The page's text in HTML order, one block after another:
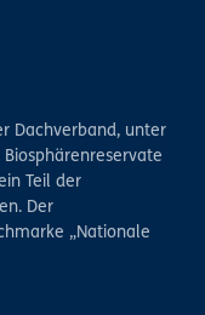
Dachverband, unter
Teil der
Der
„Nationale